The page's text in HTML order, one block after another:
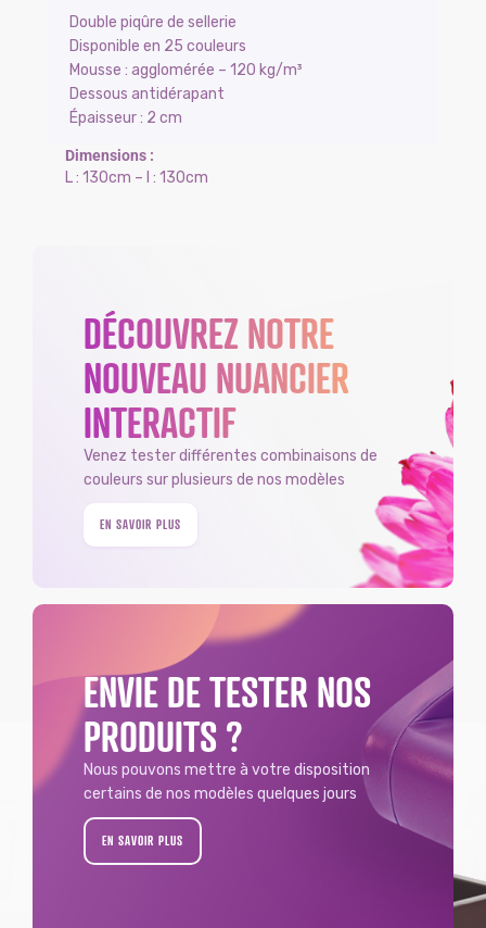
Double piqûre de sellerie
Disponible en 25 couleurs
Mousse : agglomérée – 120 kg/m³
Dessous antidérapant
Épaisseur : 2 cm
L : 130cm – l : 130cm
DÉCOUVREZ NOTRE
NOUVEAU NUANCIER
INTERACTIF
Venez tester différentes combinaisons de
couleurs sur plusieurs de nos modèles
EN SAVOIR PLUS
ENVIE DE TESTER NOS
PRODUITS ?
Nous pouvons mettre à votre disposition
certains de nos modèles quelques jours
EN SAVOIR PLUS